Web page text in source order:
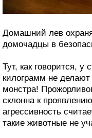
Домашний лев
домочадцы в
Тут, как говорится, у
килограмм не
монстра!
склонна к
агрессивность
такие животные не